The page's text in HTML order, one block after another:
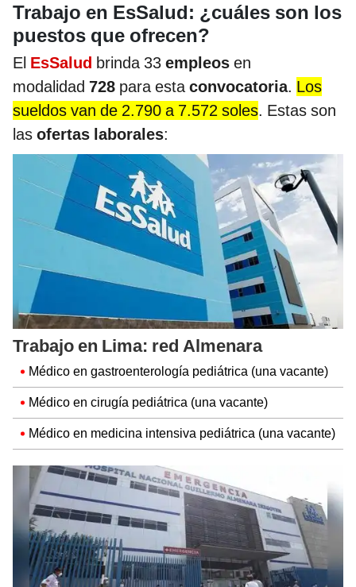
Trabajo en EsSalud: ¿cuáles son los
puestos que ofrecen?
El EsSalud brinda 33 empleos en
modalidad 728 para estaconvocatoria. Los
sueldos van de 2.790 a 7.572 soles. Estas son
las ofertas laborales:
Trabajo en Lima: red Almenara
Médico en gastroenterología pediátrica (una vacante)
Médico en cirugía pediátrica (una vacante)
Médico en medicina intensiva pediátrica (una vacante)